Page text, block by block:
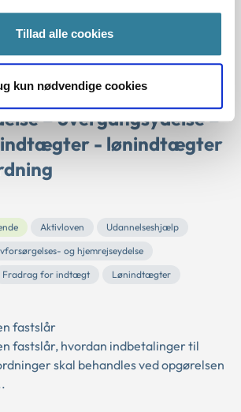
Tillad alle cookies
kun nødvendige cookies
principmeddelelse 7-
–
– selvforsørgelses- og
– overgangsydelse –
- lønindtægter
Aktivloven
Udannelseshjælp
og hjemrejseydelse
Fradrag for indtægt
Lønindtægter
fastslår
fastslår, hvordan indbetalinger til
skal behandles ved opgørelsen